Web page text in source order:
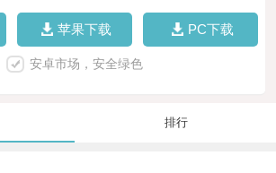
苹果下载 PC下载
安卓市场，安全绿色
排行